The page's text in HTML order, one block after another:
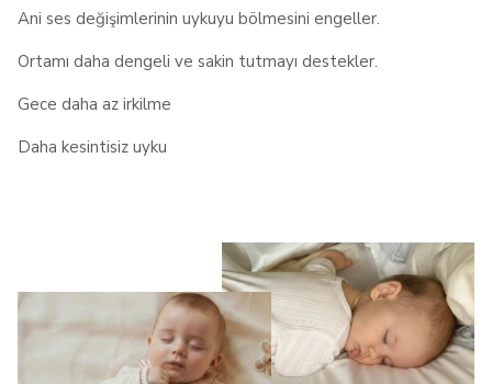
Ani ses değişimlerinin uykuyu bölmesini engeller.
Ortamı daha dengeli ve sakin tutmayı destekler.
Gece daha az irkilme
Daha kesintisiz uyku